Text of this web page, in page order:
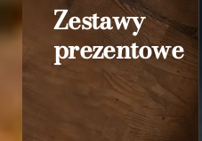
Zestawy
prezentowe